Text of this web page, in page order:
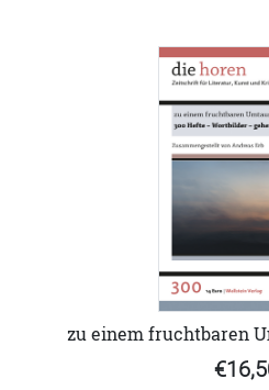
zu einem fruchtbaren